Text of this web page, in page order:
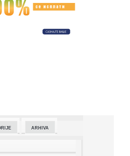
Vinisijus produžio ugovor sa Realom
Niko nije iznenađen ovim
jačine 5,8 stepeni
ARHIVA